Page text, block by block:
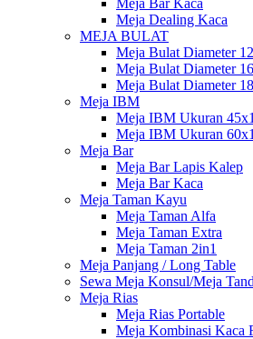
Meja Bar Kaca
Meja Dealing Kaca
MEJA BULAT
Meja Bulat Diameter
Meja Bulat Diameter
Meja Bulat Diameter
Meja IBM
Meja IBM Ukuran
Meja IBM Ukuran
Meja Bar
Meja Bar Lapis Kalep
Meja Bar Kaca
Meja Taman Kayu
Meja Taman Alfa
Meja Taman Extra
Meja Taman 2in1
Meja Panjang / Long Table
Sewa Meja Konsul/Meja
Meja Rias
Meja Rias Portable
Meja Kombinasi Kaca